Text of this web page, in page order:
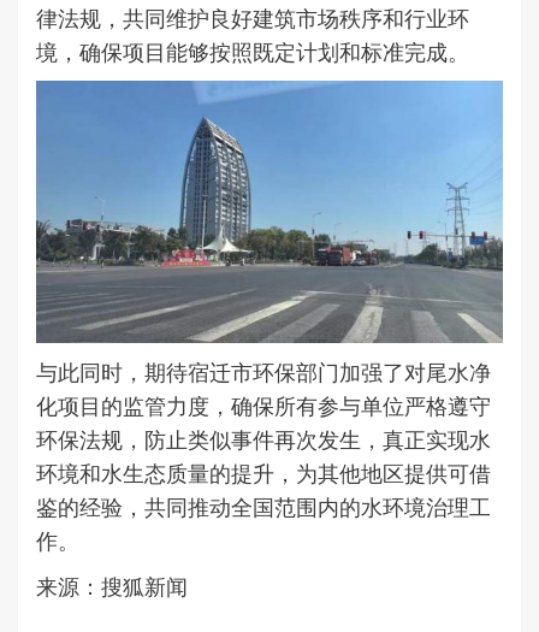
律法规，共同维护良好建筑市场秩序和行业环
境，确保项目能够按照既定计划和标准完成。
与此同时，期待宿迁市环保部门加强了对尾水净
化项目的监管力度，确保所有参与单位严格遵守
环保法规，防止类似事件再次发生，真正实现水
环境和水生态质量的提升，为其他地区提供可借
鉴的经验，共同推动全国范围内的水环境治理工
作。
来源：搜狐新闻